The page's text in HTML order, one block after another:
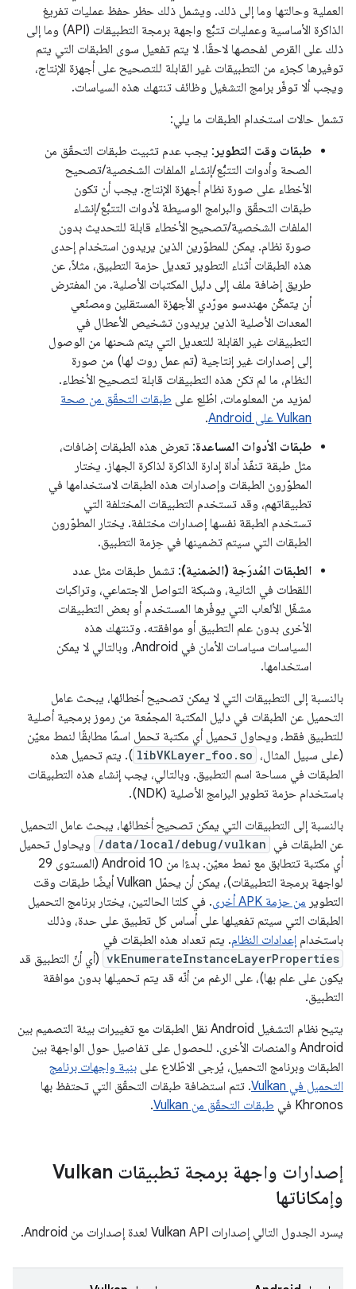
العملية وحالتها وما إلى ذلك. ويشمل ذلك حظر حفظ عمليات تفريغ
الذاكرة الأساسية وعمليات تتبُّع واجهة برمجة التطبيقات (API) وما إلى
ذلك على القرص لفحصها لاحقًا. لا يتم تفعيل سوى الطبقات التي يتم
توفيرها كجزء من التطبيقات غير القابلة للتصحيح على أجهزة الإنتاج،
ويجب ألا توفّر برامج التشغيل وظائف تنتهك هذه السياسات.
تشمل حالات استخدام الطبقات ما يلي:
طبقات وقت التطوير : يجب عدم تثبيت طبقات التحقّق من
الصحة وأدوات التتبُّع/إنشاء الملفات الشخصية/تصحيح
الأخطاء على صورة نظام أجهزة الإنتاج. يجب أن تكون
طبقات التحقّق والبرامج الوسيطة لأدوات التتبُّع/إنشاء
الملفات الشخصية/تصحيح الأخطاء قابلة للتحديث بدون
صورة نظام. يمكن للمطوّرين الذين يريدون استخدام إحدى
هذه الطبقات أثناء التطوير تعديل حزمة التطبيق، مثلاً، عن
طريق إضافة ملف إلى دليل المكتبات الأصلية. من المفترض
أن يتمكّن مهندسو مورّدي الأجهزة المستقلين ومصنّعي
المعدات الأصلية الذين يريدون تشخيص الأعطال في
التطبيقات غير القابلة للتعديل التي يتم شحنها من الوصول
إلى إصدارات غير إنتاجية (تم عمل روت لها) من صورة
النظام، ما لم تكن هذه التطبيقات قابلة لتصحيح الأخطاء.
لمزيد من المعلومات، اطّلِع على طبقات التحقّق من صحة
Vulkan على Android
.
طبقات الأدوات المساعدة: تعرض هذه الطبقات إضافات،
مثل طبقة تنفّذ أداة إدارة الذاكرة لذاكرة الجهاز. يختار
المطوّرون الطبقات وإصدارات هذه الطبقات لاستخدامها في
تطبيقاتهم، وقد تستخدم التطبيقات المختلفة التي
تستخدم الطبقة نفسها إصدارات مختلفة. يختار المطوّرون
الطبقات التي سيتم تضمينها في حِزمة التطبيق.
الطبقات المُدرَجة (الضمنية): تشمل طبقات مثل عدد
اللقطات في الثانية، وشبكة التواصل الاجتماعي، وتراكبات
مشغّل الألعاب التي يوفّرها المستخدم أو بعض التطبيقات
الأخرى بدون علم التطبيق أو موافقته. وتنتهك هذه
السياسات سياسات الأمان في Android، وبالتالي لا يمكن
استخدامها.
بالنسبة إلى التطبيقات التي لا يمكن تصحيح أخطائها، يبحث عامل
التحميل عن الطبقات في دليل المكتبة المجمّعة من رموز برمجية أصلية
للتطبيق فقط، ويحاول تحميل أي مكتبة تحمل اسمًا مطابقًا لنمط معيّن
(على سبيل المثال، libVKLayer_foo.so ). يتم تحميل هذه
الطبقات في مساحة اسم التطبيق. وبالتالي، يجب إنشاء هذه التطبيقات
باستخدام حزمة تطوير البرامج الأصلية (NDK).
بالنسبة إلى التطبيقات التي يمكن تصحيح أخطائها، يبحث عامل التحميل
عن الطبقات في /data/local/debug/vulkan
ويحاول تحميل
أي مكتبة تتطابق مع نمط معيّن. بدءًا من Android 10 (المستوى 29
لواجهة برمجة التطبيقات)، يمكن أن يحمّل Vulkan أيضًا طبقات وقت
التطوير من حزمة APK أخرى
. في كلتا الحالتين، يختار برنامج التحميل
الطبقات التي سيتم تفعيلها على أساس كل تطبيق على حدة، وذلك
باستخدام إعدادات النظام. يتم تعداد هذه الطبقات في
vkEnumerateInstanceLayerProperties (أي أنّ التطبيق قد
يكون على علم بها)، على الرغم من أنّه قد يتم تحميلها بدون موافقة
التطبيق.
يتيح نظام التشغيل Android نقل الطبقات مع تغييرات بيئة التصميم بين
Android والمنصات الأخرى. للحصول على تفاصيل حول الواجهة بين
الطبقات وبرنامج التحميل، يُرجى الاطّلاع على بنية واجهات برنامج
التحميل في Vulkan
. تتم استضافة طبقات التحقّق التي تحتفظ بها
Khronos في
طبقات التحقّق من Vulkan .
إصدارات واجهة برمجة تطبيقات Vulkan
وإمكاناتها
يسرد الجدول التالي إصدارات Vulkan API لعدة إصدارات من Android.